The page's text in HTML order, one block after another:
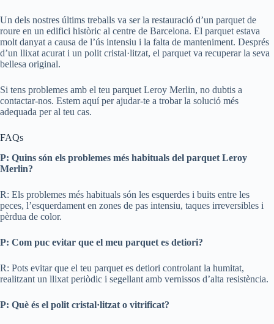
Un dels nostres últims treballs va ser la restauració d’un parquet de
roure en un edifici històric al centre de Barcelona. El parquet estava
molt danyat a causa de l’ús intensiu i la falta de manteniment. Després
d’un llixat acurat i un polit cristal·litzat, el parquet va recuperar la seva
bellesa original.
Si tens problemes amb el teu parquet Leroy Merlin, no dubtis a
contactar-nos. Estem aquí per ajudar-te a trobar la solució més
adequada per al teu cas.
FAQs
P: Quins són els problemes més habituals del parquet Leroy
Merlin?
R: Els problemes més habituals són les esquerdes i buits entre les
peces, l’esquerdament en zones de pas intensiu, taques irreversibles i
pèrdua de color.
P: Com puc evitar que el meu parquet es detiori?
R: Pots evitar que el teu parquet es detiori controlant la humitat,
realitzant un llixat periòdic i segellant amb vernissos d’alta resistència.
P: Què és el polit cristal·litzat o vitrificat?